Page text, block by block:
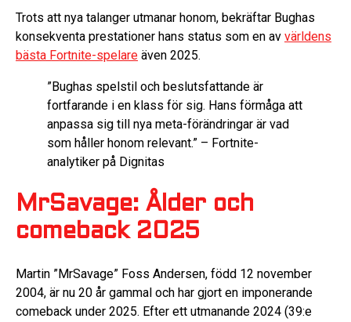
Trots att nya talanger utmanar honom, bekräftar Bughas
konsekventa prestationer hans status som en av världens
bästa Fortnite-spelare även 2025.
”Bughas spelstil och beslutsfattande är
fortfarande i en klass för sig. Hans förmåga att
anpassa sig till nya meta-förändringar är vad
som håller honom relevant.” – Fortnite-
analytiker på Dignitas
MrSavage: Ålder och
comeback 2025
Martin ”MrSavage” Foss Andersen, född 12 november
2004, är nu 20 år gammal och har gjort en imponerande
comeback under 2025. Efter ett utmanande 2024 (39:e